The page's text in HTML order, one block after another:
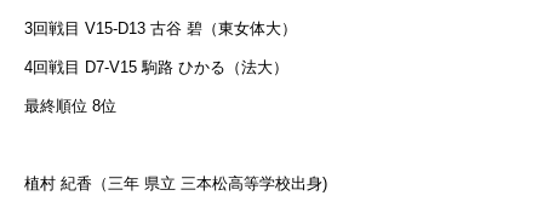
3回戦目 V15-D13 古谷 碧（東女体大）
4回戦目 D7-V15 駒路 ひかる（法大）
最終順位 8位
植村 紀香（三年 県立 三本松高等学校出身)